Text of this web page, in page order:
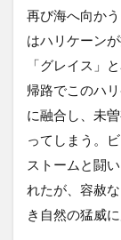
再び海へ向か
はハリケーン
「グレイス」
帰路でこのハ
に融合し、未
ってしまう。
ストームと闘
れたが、容赦
き自然の猛威